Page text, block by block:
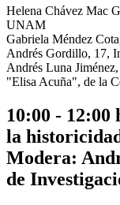
Helena Chávez Mac
UNAM
Gabriela Méndez
Andrés Gordillo, 17,
Andrés Luna
"Elisa Acuña", de la
10:00 - 12:00
la
Modera:
de